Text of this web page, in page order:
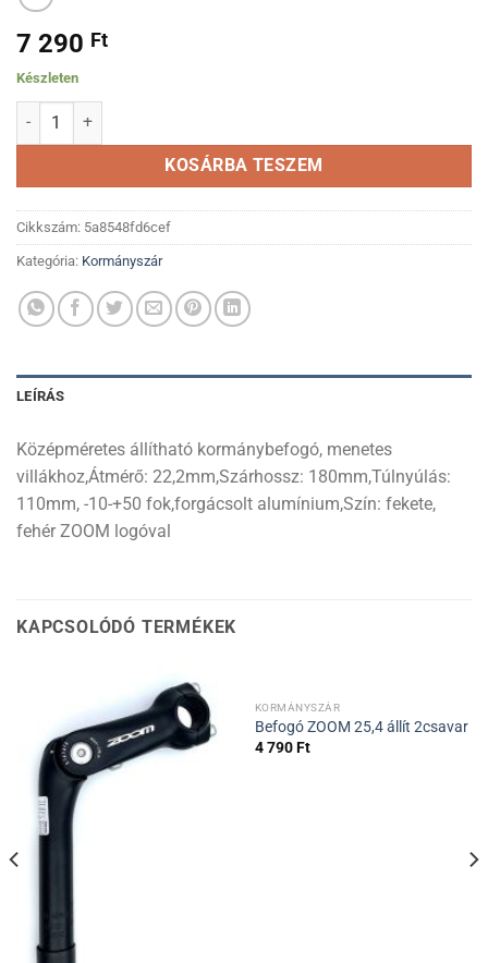
7 290 Ft
Készleten
Befogó ZOOM 22.2 állítható mennyiség
KOSÁRBA TESZEM
Cikkszám: 5a8548fd6cef
Kategória: Kormányszár
LEÍRÁS
Középméretes állítható kormánybefogó, menetes
villákhoz,Átmérő: 22,2mm,Szárhossz: 180mm,Túlnyúlás:
110mm, -10-+50 fok,forgácsolt alumínium,Szín: fekete,
fehér ZOOM logóval
KAPCSOLÓDÓ TERMÉKEK
KORMÁNYSZÁR
Befogó ZOOM 25,4 állít 2csavar
4 790Ft